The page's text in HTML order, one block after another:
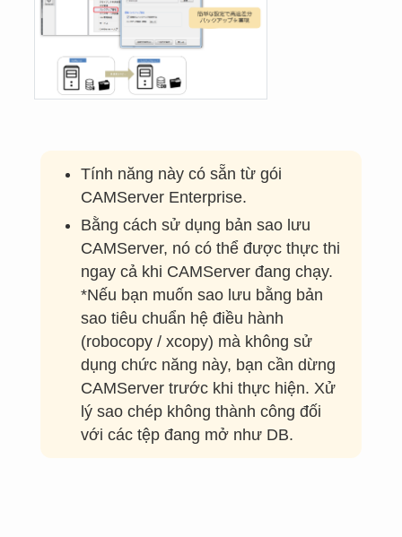
Tính năng này có sẵn từ gói
CAMServer Enterprise.
Bằng cách sử dụng bản sao lưu
CAMServer, nó có thể được thực thi
ngay cả khi CAMServer đang chạy.
*Nếu bạn muốn sao lưu bằng bản
sao tiêu chuẩn hệ điều hành
(robocopy / xcopy) mà không sử
dụng chức năng này, bạn cần dừng
CAMServer trước khi thực hiện. Xử
lý sao chép không thành công đối
với các tệp đang mở như DB.